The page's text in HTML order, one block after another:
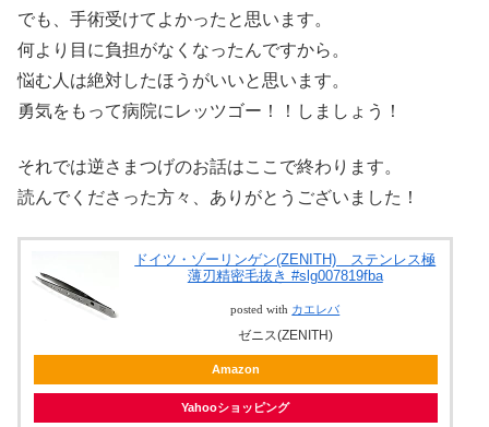
でも、手術受けてよかったと思います。
何より目に負担がなくなったんですから。
悩む人は絶対したほうがいいと思います。
勇気をもって病院にレッツゴー！！しましょう！
それでは逆さまつげのお話はここで終わります。
読んでくださった方々、ありがとうございました！
ドイツ・ゾーリンゲン(ZENITH) ステンレス極
薄刃精密毛抜き #slg007819fba
posted with カエレバ
ゼニス(ZENITH)
Amazon
Yahooショッピング